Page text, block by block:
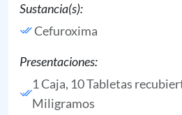
Sustancia(s):
Cefuroxima
Presentaciones:
1 Caja, 10 Tabletas
Miligramos